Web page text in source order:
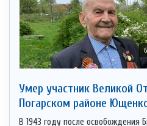
Умер участник Великой
Погарском районе
В 1943 году после освобождения